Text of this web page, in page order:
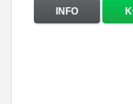
INFO